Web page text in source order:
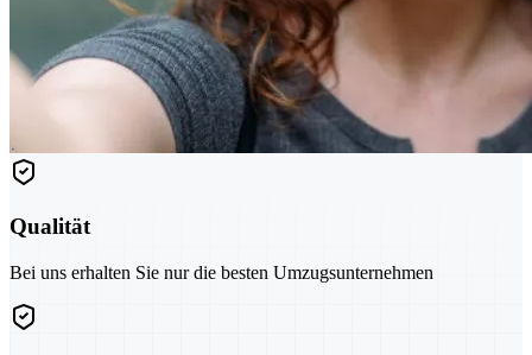
Qualität
Bei uns erhalten Sie nur die besten Umzugsunternehmen